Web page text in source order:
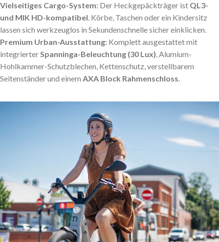
Vielseitiges Cargo-System: Der Heckgepäckträger ist QL3-
und MIK HD-kompatibel. Körbe, Taschen oder ein Kindersitz
lassen sich werkzeuglos in Sekundenschnelle sicher einklicken.
Premium Urban-Ausstattung: Komplett ausgestattet mit
integrierterSpanninga-Beleuchtung (30 Lux), Alumium-
Hohlkammer-Schutzblechen, Kettenschutz, verstellbarem
Seitenständer und einem AXA Block Rahmenschloss.